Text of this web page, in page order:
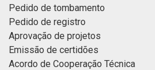
Pedido de tombamento
Pedido de registro
Aprovação de projetos
Emissão de certidões
Acordo de Cooperação Técnica